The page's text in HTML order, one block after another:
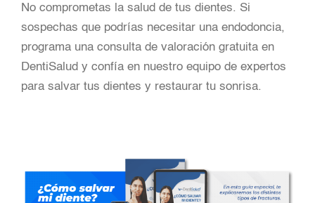
No comprometas la salud de tus dientes. Si
sospechas que podrías necesitar una endodoncia,
programa una consulta de valoración gratuita en
DentiSalud y confía en nuestro equipo de expertos
para salvar tus dientes y restaurar tu sonrisa.